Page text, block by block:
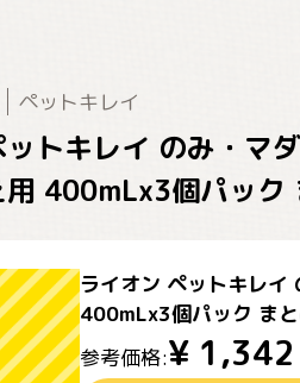
ペットキレイ
トキレイ のみ・マ
用 400mLx3個パック
ライオン ペットキレイ
400mLx3個パック ま
参考価格:¥ 1,342